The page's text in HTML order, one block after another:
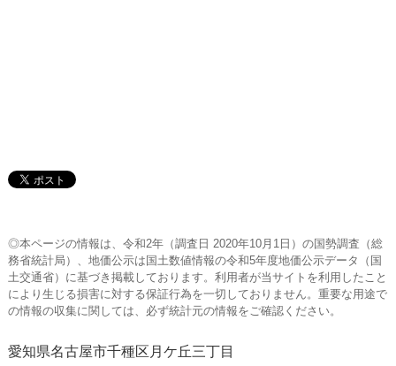
◎本ページの情報は、令和2年（調査日 2020年10月1日）の国勢調査（総
務省統計局）、地価公示は国土数値情報の令和5年度地価公示データ（国
土交通省）に基づき掲載しております。利用者が当サイトを利用したこと
により生じる損害に対する保証行為を一切しておりません。重要な用途で
の情報の収集に関しては、必ず統計元の情報をご確認ください。
愛知県名古屋市千種区月ケ丘三丁目